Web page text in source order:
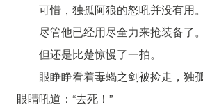
可惜，独孤阿狼的怒吼并没有用。
尽管他已经用尽全力来抢装备了。
但还是比楚惊慢了一拍。
眼睁睁看着毒蝎之剑被捡走，独
眼睛吼道：“去死！”